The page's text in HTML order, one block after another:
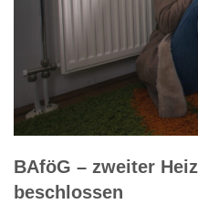
BAföG – zweiter
beschlossen